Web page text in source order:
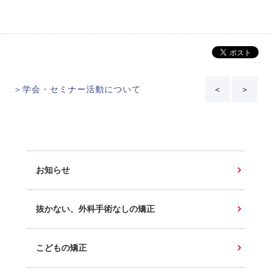
＞学会・セミナー活動について ＜ ＞
お知らせ
抜かない、外科手術なしの矯正
こどもの矯正